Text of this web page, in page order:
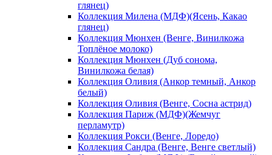
глянец)
Коллекция Милена (МДФ)(Ясень, Какао
глянец)
Коллекция Мюнхен (Венге, Винилкожа
Топлёное молоко)
Коллекция Мюнхен (Дуб сонома,
Винилкожа белая)
Коллекция Оливия (Анкор темный, Анкор
белый)
Коллекция Оливия (Венге, Сосна астрид)
Коллекция Париж (МДФ)(Жемчуг
перламутр)
Коллекция Рокси (Венге, Лоредо)
Коллекция Сандра (Венге, Венге светлый)